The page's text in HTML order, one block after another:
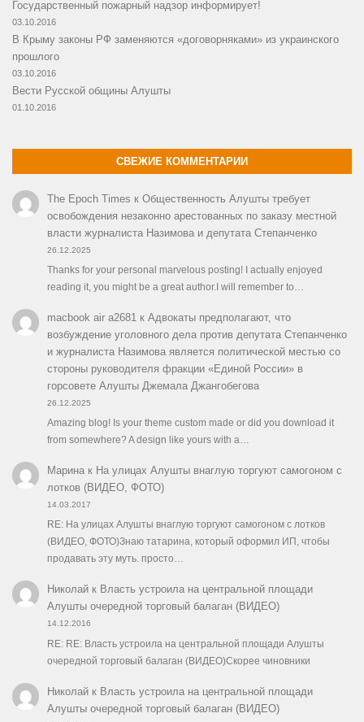
Государственный пожарный надзор информирует!
03.10.2016
В Крыму законы РФ заменяются «договорняками» из украинского
прошлого
03.10.2016
Вести Русской общины Алушты
01.10.2016
СВЕЖИЕ КОММЕНТАРИИ
The Epoch Times к Общественность Алушты требует
освобождения незаконно арестованных по заказу местной
власти журналиста Назимова и депутата Степанченко
26.12.2025
Thanks for your personal marvelous posting! I actually enjoyed
reading it, you might be a great author.I will remember to…
macbook air a2681 к Адвокаты предполагают, что
возбуждение уголовного дела против депутата Степанченко
и журналиста Назимова является политической местью со
стороны руководителя фракции «Единой России» в
горсовете Алушты Джемала Джангобегова
26.12.2025
Amazing blog! Is your theme custom made or did you download it
from somewhere? A design like yours with a…
Маринак На улицах Алушты внаглую торгуют самогоном с
лотков (ВИДЕО, ФОТО)
14.03.2017
RE: На улицах Алушты внаглую торгуют самогоном с лотков
(ВИДЕО, ФОТО)Знаю татарина, который оформил ИП, чтобы
продавать эту муть. просто…
Николайк Власть устроила на центральной площади
Алушты очередной торговый балаган (ВИДЕО)
14.12.2016
RE: RE: Власть устроила на центральной площади Алушты
очередной торговый балаган (ВИДЕО)Скорее чиновники
Николайк Власть устроила на центральной площади
Алушты очередной торговый балаган (ВИДЕО)